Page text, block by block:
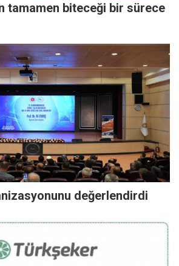
tamamen biteceği bir sürece
değerlendirdi